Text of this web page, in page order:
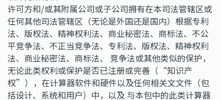
许可方和/或其附属公司或子公司拥有在本司法管辖区或
任何其他司法管辖区（无论是外国还是国内）根据专利
法、版权法、精神权利法、商业秘密法、商标法、不公
平竞争法、不正当竞争法、专利法、版权法、精神权利
法、商业秘密法、商标法、 竞争法或其他类似的保护，
无论此类权利或保护是否已注册或完善（“知识产
权”），在计算器软件和硬件以及任何相关文文件（包
括设计、系统和用户）中，以及 与本包中的此类计算器